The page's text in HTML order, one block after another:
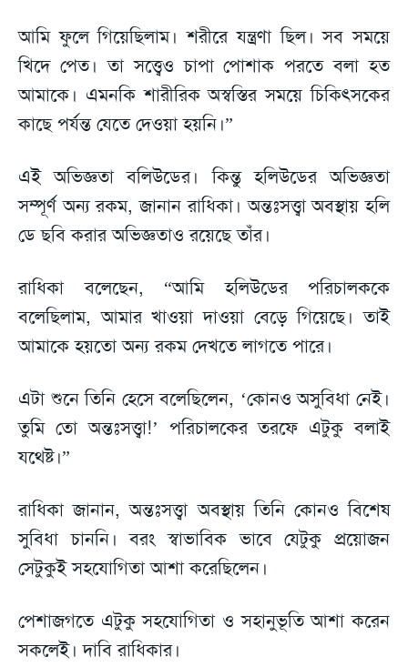
আমি ফুলে গিয়েছিলাম। শরীরে যন্ত্রণা ছিল। সব সময়ে
খিদে পেত। তা সত্ত্বেও চাপা পোশাক পরতে বলা হত
আমাকে। এমনকি শারীরিক অস্বস্তির সময়ে চিকিৎসকের
কাছে পর্যন্ত যেতে দেওয়া হয়নি।”
এই অভিজ্ঞতা বলিউডের। কিন্তু হলিউডের অভিজ্ঞতা
সম্পূর্ণ অন্য রকম, জানান রাধিকা। অন্তঃসত্ত্বা অবস্থায় হলি
ডে ছবি করার অভিজ্ঞতাও রয়েছে তাঁর।
রাধিকা বলেছেন, “আমি হলিউডের পরিচালককে
বলেছিলাম, আমার খাওয়া দাওয়া বেড়ে গিয়েছে। তাই
আমাকে হয়তো অন্য রকম দেখতে লাগতে পারে।
এটা শুনে তিনি হেসে বলেছিলেন, ‘কোনও অসুবিধা নেই।
তুমি তো অন্তঃসত্ত্বা!’ পরিচালকের তরফে এটুকু বলাই
যথেষ্ট।”
রাধিকা জানান, অন্তঃসত্ত্বা অবস্থায় তিনি কোনও বিশেষ
সুবিধা চাননি। বরং স্বাভাবিক ভাবে যেটুকু প্রয়োজন
সেটুকুই সহযোগিতা আশা করেছিলেন।
পেশাজগতে এটুকু সহযোগিতা ও সহানুভূতি আশা করেন
সকলেই। দাবি রাধিকার।